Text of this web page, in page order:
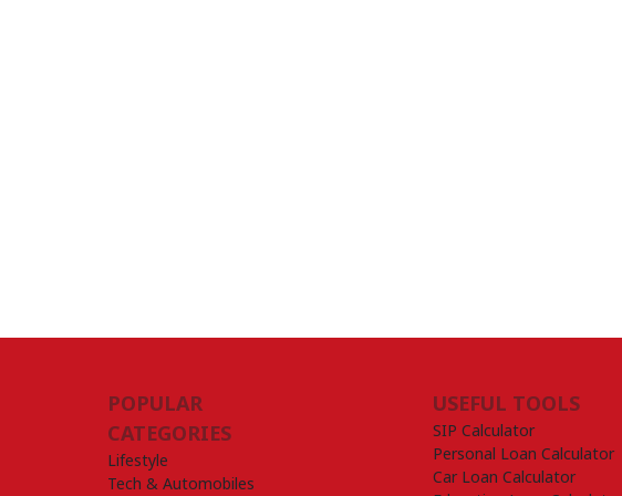
POPULAR
CATEGORIES
Lifestyle
Tech & Automobiles
USEFUL TOOLS
SIP Calculator
Personal Loan Calculator
Car Loan Calculator